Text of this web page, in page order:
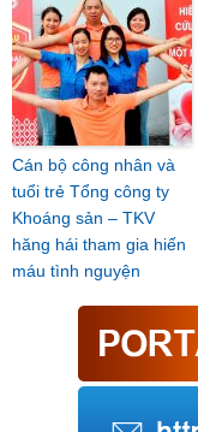
Cán bộ công nhân và
tuổi trẻ Tổng công ty
Khoáng sản – TKV
hăng hái tham gia hiến
máu tình nguyện